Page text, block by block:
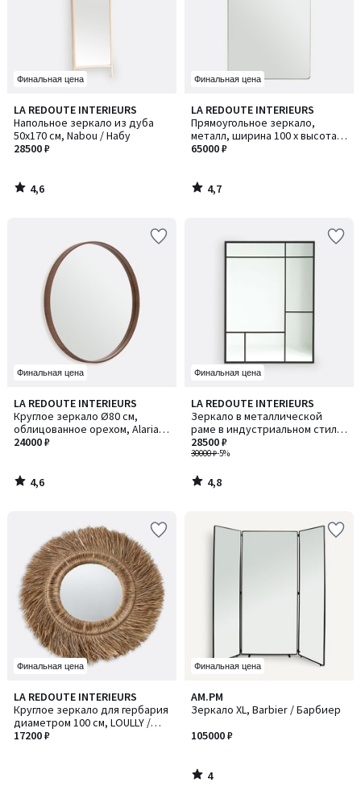
Финальная цена
LA REDOUTE INTERIEURS
Напольное зеркало из дуба
50x170 см, Nabou / Набу
28500 ₽
4,6
/ 5
4,6
/
Финальная цена
LA REDOUTE INTERIEURS
Прямоугольное зеркало,
металл, ширина 100 x высота
170 см, IODUS / ЙОДУС
65000 ₽
4,7
/ 5
4,7
/
Финальная цена
LA REDOUTE INTERIEURS
Круглое зеркало Ø80 см,
облицованное орехом, Alaria /
Алариа
24000 ₽
4,6
/ 5
4,6
/
Финальная цена
LA REDOUTE INTERIEURS
Зеркало в металлической
раме в индустриальном стиле,
120x90 см, Lenaig / Ленэг
30000 ₽-5%
28500 ₽
4,8
/ 5
4,8
/
Финальная цена
LA REDOUTE INTERIEURS
Круглое зеркало для гербария
диаметром 100 см, LOULLY /
ЛУЛЛИ
17200 ₽
Финальная цена
AM.PM
Зеркало XL, Barbier / Барбиер
105000 ₽
4
/
4
/